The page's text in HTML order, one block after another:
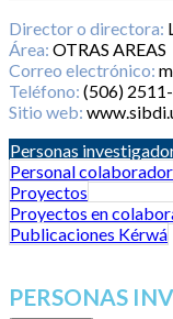
Director o directora:
Área: OTRAS AREAS
Correo electrónico:
Teléfono: (506)
Sitio web:
Personas
Personal colaborador
Proyectos
Proyectos en
Publicaciones Kérwá
PERSONAS